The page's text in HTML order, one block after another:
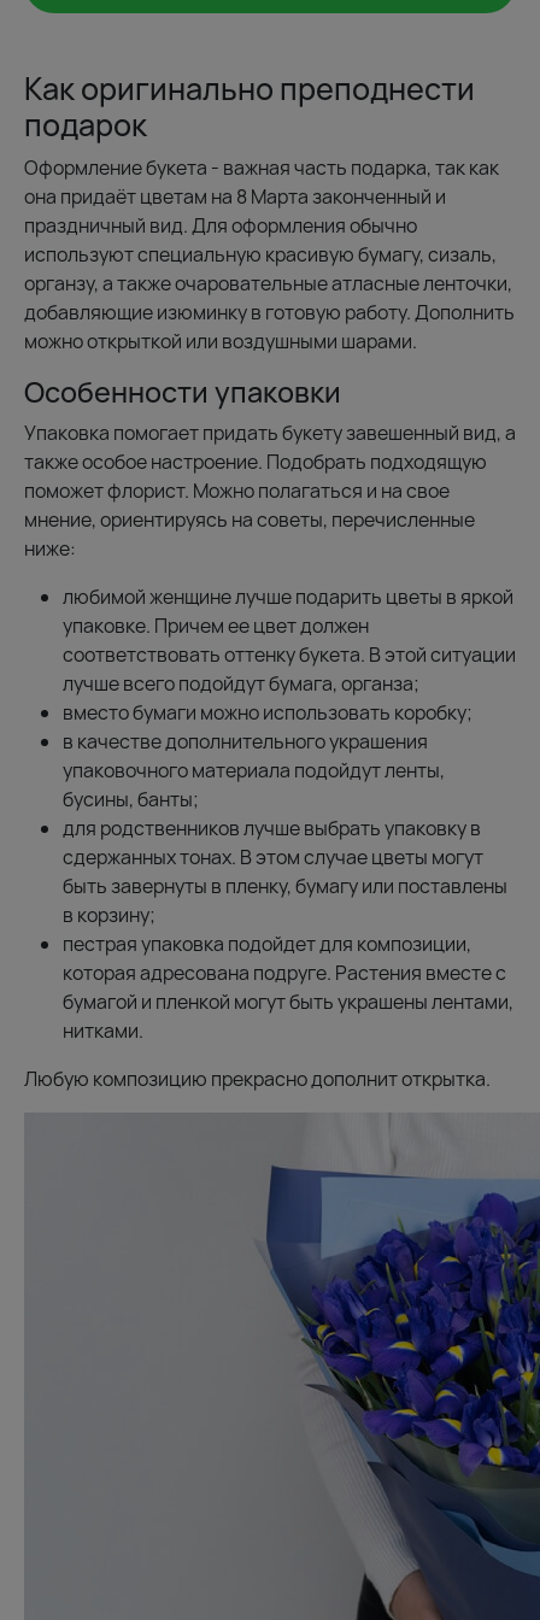
Как оригинально преподнести
подарок
Оформление букета - важная часть подарка, так как
она придаёт цветам на 8 Марта законченный и
праздничный вид. Для оформления обычно
используют специальную красивую бумагу, сизаль,
органзу, а также очаровательные атласные ленточки,
добавляющие изюминку в готовую работу. Дополнить
можно открыткой или воздушными шарами.
Особенности упаковки
Упаковка помогает придать букету завешенный вид, а
также особое настроение. Подобрать подходящую
поможет флорист. Можно полагаться и на свое
мнение, ориентируясь на советы, перечисленные
ниже:
любимой женщине лучше подарить цветы в яркой
упаковке. Причем ее цвет должен
соответствовать оттенку букета. В этой ситуации
лучше всего подойдут бумага, органза;
вместо бумаги можно использовать коробку;
в качестве дополнительного украшения
упаковочного материала подойдут ленты,
бусины, банты;
для родственников лучше выбрать упаковку в
сдержанных тонах. В этом случае цветы могут
быть завернуты в пленку, бумагу или поставлены
в корзину;
пестрая упаковка подойдет для композиции,
которая адресована подруге. Растения вместе с
бумагой и пленкой могут быть украшены лентами,
нитками.
Любую композицию прекрасно дополнит открытка.